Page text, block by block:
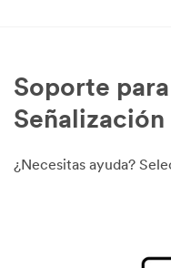
Soporte
¿Necesitas ayuda?